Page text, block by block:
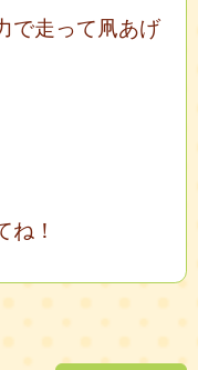
で走って凧あげ
ね！